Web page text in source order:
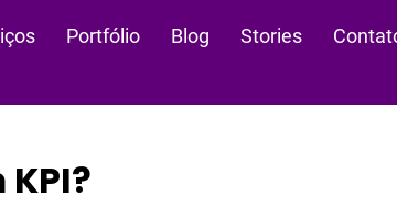
Portfólio Blog Stories